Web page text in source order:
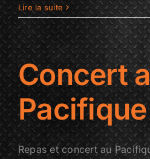
Lire la suite
Concert
Repas et concert au